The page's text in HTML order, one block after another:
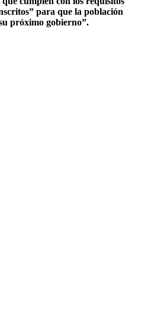
para que la población
próximo gobierno”.